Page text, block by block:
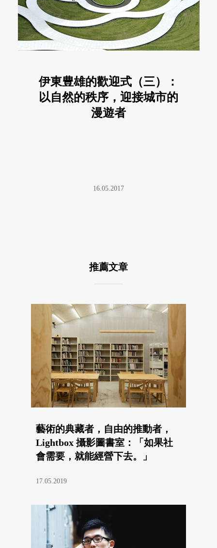
伊東豊雄的歡迎式（三）：
以自然的秩序，迎接城市的
漫遊者
16.05.2017
推薦文章
藝術的典藏者，自由的推動者，
Lightbox 攝影圖書室：「如果社
會需要，就能經營下去。」
17.05.2019